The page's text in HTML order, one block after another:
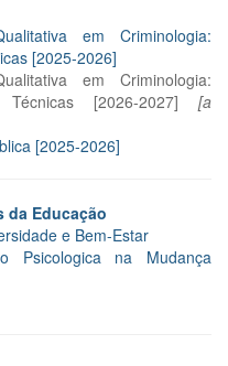
em Criminologia:
[2025-2026]
em Criminologia:
[2026-2027] [a
[2025-2026]
da Educação
e Bem-Estar
Psicologica na Mudança